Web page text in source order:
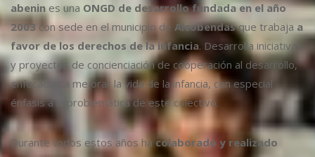
abenin es una ONGD de desarrollo fundada en el año
2003 con sede en el municipio de Alcobendasque trabaja a
favor de los derechos de la infancia. Desarrolla iniciativas
y proyectos de concienciación de cooperación al desarrollo,
enfocados a mejorar la vida de la infancia, con especial
énfasis a la problemática de este colectivo.
Durante todos estos años ha colaborado y realizado